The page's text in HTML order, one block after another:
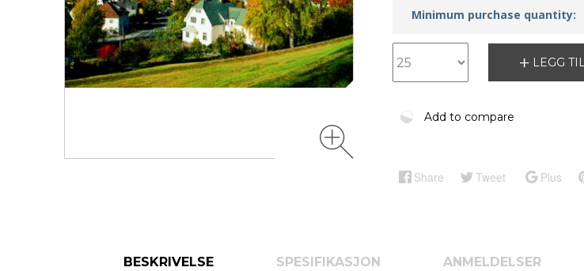
Minimum purchase quantity:
LEGG
Add to compare
Share Tweet Plus
BESKRIVELSE SPESIFIKASJON ANMELDELSER